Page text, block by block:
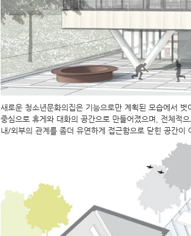
새로운 청소년문화의집은 기능으로만 계획된 모습에서
중심으로 휴게와 대화의 공간으로 만들어졌으며, 전체적
내/외부의 관계를 좀더 유연하게 접근함으로 닫힌 공간이